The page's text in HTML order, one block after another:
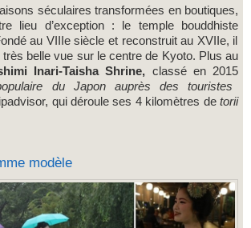
séculaires transformées en boutiques,
lieu d’exception : le temple bouddhiste
au VIIIe siècle et reconstruit au XVIIe, il
belle vue sur le centre de Kyoto. Plus au
Inari-Taisha Shrine, classé en 2015
du Japon auprès des touristes
qui déroule ses 4 kilomètres detorii
modèle